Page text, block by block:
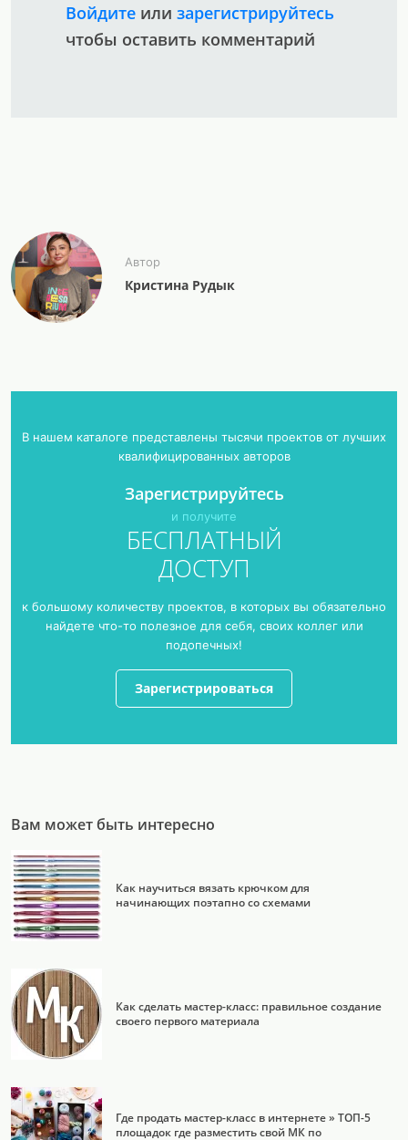
Войдите или зарегистрируйтесь
чтобы оставить комментарий
Автор
Кристина Рудык
В нашем каталоге представлены тысячи проектов от лучших
квалифицированных авторов
Зарегистрируйтесь
и получите
БЕСПЛАТНЫЙ
ДОСТУП
к большому количеству проектов, в которых вы обязательно
найдете что-то полезное для себя, своих коллег или
подопечных!
Зарегистрироваться
Вам может быть интересно
Как научиться вязать крючком для
начинающих поэтапно со схемами
Как сделать мастер-класс: правильное создание
своего первого материала
Где продать мастер-класс в интернете » ТОП-5
площадок где разместить свой МК по